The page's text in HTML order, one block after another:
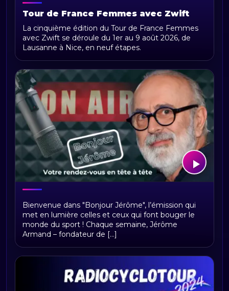
Tour de France Femmes avec Zwift
2026 : parcours, étapes, calendrier et
actualités
La cinquième édition du Tour de France Femmes
avec Zwift se déroule du 1er au 9 août 2026, de
Lausanne à Nice, en neuf étapes.
Bonjour Jerome
Bienvenue dans "Bonjour Jérôme", l’émission qui
met en lumière celles et ceux qui font bouger le
monde du sport ! Chaque semaine, Jérôme
Armand – fondateur de [...]